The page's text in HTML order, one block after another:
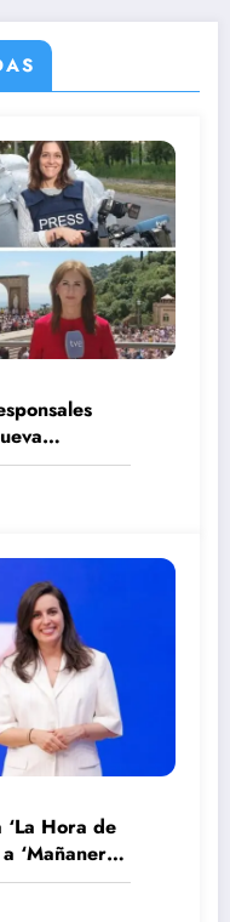
Hora de
‘Mañaneros